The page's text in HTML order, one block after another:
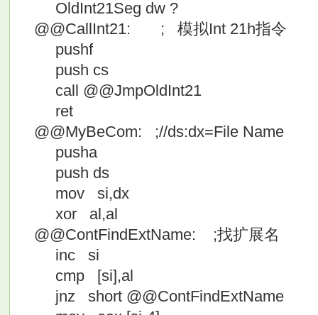
OldInt21Seg dw ?
@@CallInt21: ; 模拟Int 21h指令
pushf
push cs
call @@JmpOldInt21
ret
@@MyBeCom: ;//ds:dx=File Name
pusha
push ds
mov si,dx
xor al,al
@@ContFindExtName: ;找扩展名
inc si
cmp [si],al
jnz short @@ContFindExtName